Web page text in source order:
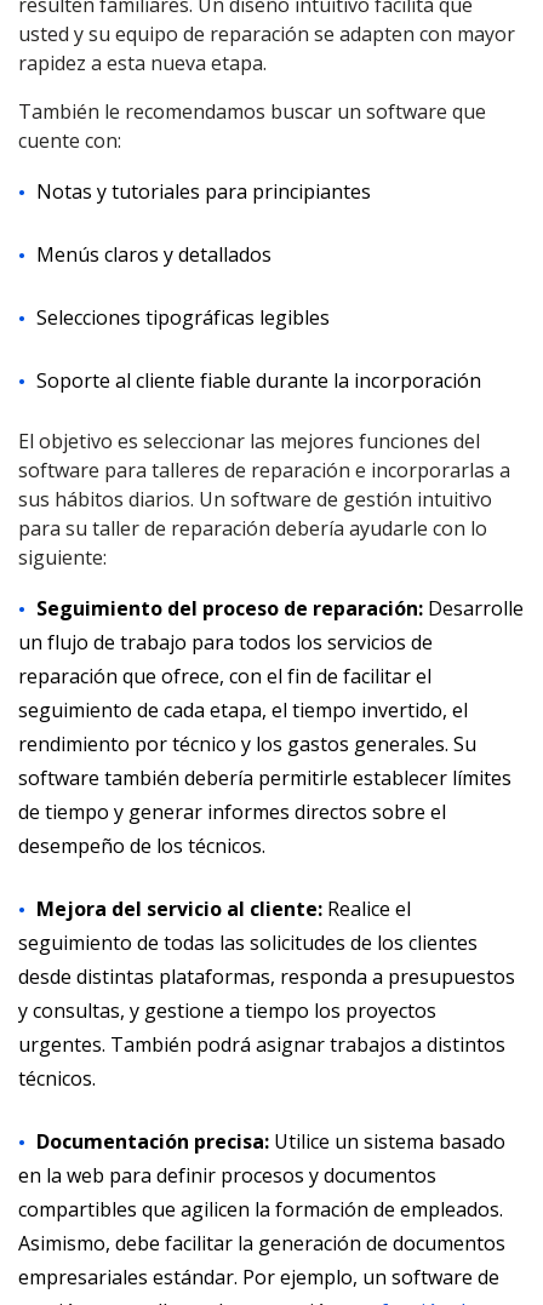
usted y su equipo de reparación se adapten con mayor
rapidez a esta nueva etapa.
También le recomendamos buscar un software que
cuente con:
Notas y tutoriales para principiantes
Menús claros y detallados
Selecciones tipográficas legibles
Soporte al cliente fiable durante la incorporación
El objetivo es seleccionar las mejores funciones del
software para talleres de reparación e incorporarlas a
sus hábitos diarios. Un software de gestión intuitivo
para su taller de reparación debería ayudarle con lo
siguiente:
Seguimiento del proceso de reparación: Desarrolle
un flujo de trabajo para todos los servicios de
reparación que ofrece, con el fin de facilitar el
seguimiento de cada etapa, el tiempo invertido, el
rendimiento por técnico y los gastos generales. Su
software también debería permitirle establecer límites
de tiempo y generar informes directos sobre el
desempeño de los técnicos.
Mejora del servicio al cliente: Realice el
seguimiento de todas las solicitudes de los clientes
desde distintas plataformas, responda a presupuestos
y consultas, y gestione a tiempo los proyectos
urgentes. También podrá asignar trabajos a distintos
técnicos.
Documentación precisa: Utilice un sistema basado
en la web para definir procesos y documentos
compartibles que agilicen la formación de empleados.
Asimismo, debe facilitar la generación de documentos
empresariales estándar. Por ejemplo, un software de